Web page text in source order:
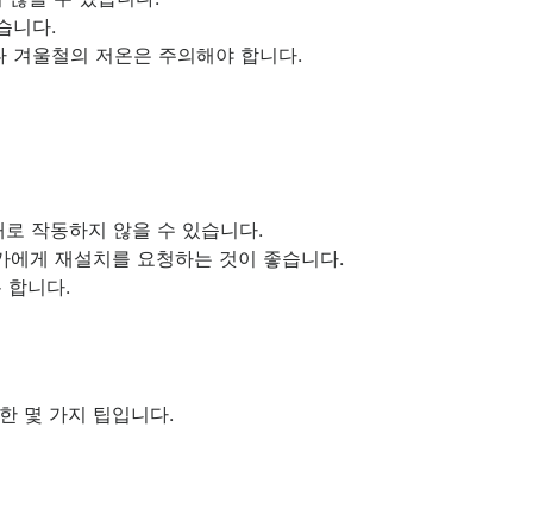
니다.
겨울철의 저온은 주의해야 합니다.
작동하지 않을 수 있습니다.
게 재설치를 요청하는 것이 좋습니다.
합니다.
몇 가지 팁입니다.